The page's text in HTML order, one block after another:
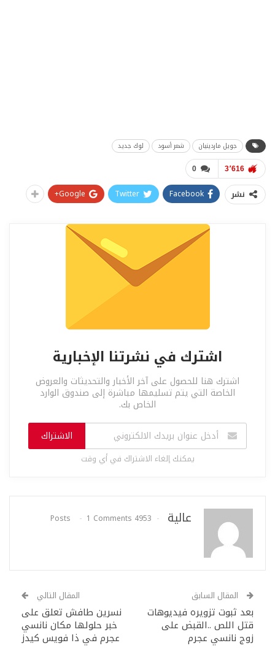
جويل ماردينيان شعر أسود لوك جديد
0 3٬616
نشر Facebook
Twitter
Google+
اشترك في نشرتنا الإخبارية
اشترك هنا للحصول على آخر الأخبار والتحديثات والعروض
الخاصة التي يتم تسليمها مباشرة إلى صندوق الوارد
الخاص بك.
الاشتراك
يمكنك إلغاء الاشتراك في أي وقت
عالية 4953 Posts
1 Comments
المقال السابق
بعد ثبوت تزويره فيديوهات
قتل اللص ..القبض على
زوج نانسي عجرم
المقال التالي
نسرين طافش تعلق على
خبر حلولها مكان نانسي
عجرم في ذا فويس كيدز